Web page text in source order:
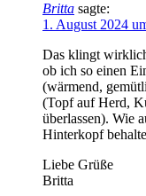
Britta sagte:
1. August 2024
Das klingt
ob ich so einen
(wärmend,
(Topf auf Herd,
überlassen). Wie
Hinterkopf
Liebe Grüße
Britta